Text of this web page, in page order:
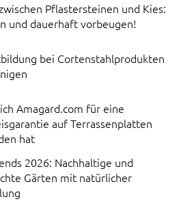
Pflastersteinen und Kies:
und dauerhaft vorbeugen!
bei Cortenstahlprodukten
Amagard.com für eine
auf Terrassenplatten
hat
2026: Nachhaltige und
Gärten mit natürlicher